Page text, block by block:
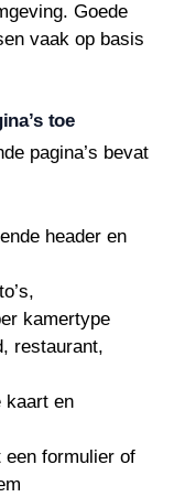
Goede
vaak op basis
toe
pagina’s bevat
header en
kamertype
restaurant,
kaart en
formulier of